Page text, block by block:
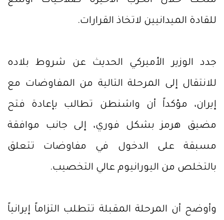
للقادة الميدانيين لاتخاذ القرارات.
جدد الوزير الأميركي الحديث عن شروط بلاده
للانتقال إلى المرحلة التالية من المفاوضات مع
إيران، مؤكداً أن واشنطن تطالب بإعادة فتح
مضيق هرمز بشكل فوري، إلى جانب موافقة
مسبقة على الدخول في مفاوضات تتعلق
بالتخلص من اليورانيوم عالي التخصيب.
وأوضح أن المرحلة المقبلة تتطلب التزاماً إيرانياً